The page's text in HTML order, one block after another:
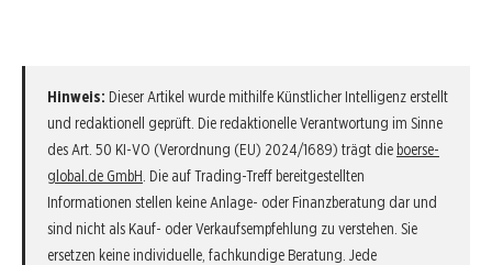
Hinweis: Dieser Artikel wurde mithilfe Künstlicher Intelligenz erstellt
und redaktionell geprüft. Die redaktionelle Verantwortung im Sinne
des Art. 50 KI-VO (Verordnung (EU) 2024/1689) trägt die boerse-
global.de GmbH. Die auf Trading-Treff bereitgestellten
Informationen stellen keine Anlage- oder Finanzberatung dar und
sind nicht als Kauf- oder Verkaufsempfehlung zu verstehen. Sie
ersetzen keine individuelle, fachkundige Beratung. Jede